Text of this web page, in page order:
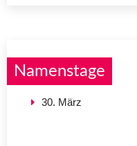
Namenstage
30. März